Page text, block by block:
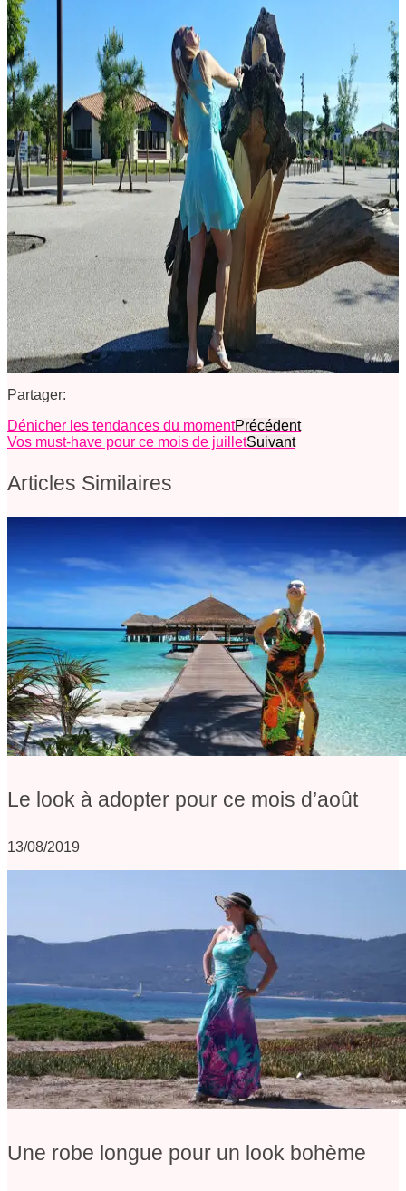
Partager:
Dénicher les tendances du momentPrécédent
Vos must-have pour ce mois de juilletSuivant
Articles Similaires
Le look à adopter pour ce mois d’août
13/08/2019
Une robe longue pour un look bohème